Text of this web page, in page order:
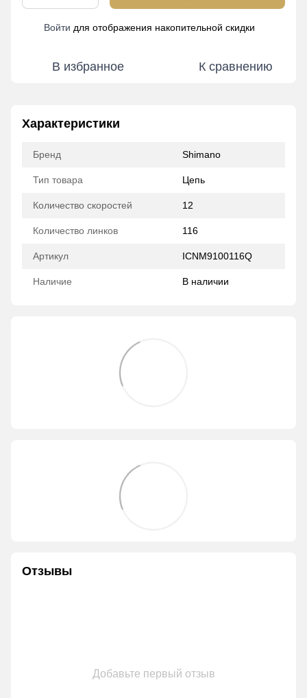
Войти для отображения накопительной скидки
В избранное К сравнению
Характеристики
Бренд Shimano
Тип товара Цепь
Количество скоростей 12
Количество линков 116
Артикул ICNM9100116Q
Наличие В наличии
Отзывы
Добавьте первый отзыв